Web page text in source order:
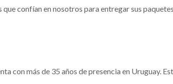
confían en nosotros para entregar sus
con más de 35 años de presencia en Uruguay.